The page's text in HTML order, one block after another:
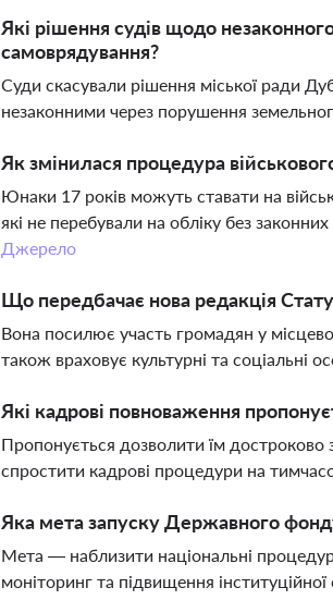
Які рішення судів щодо
самоврядування?
Суди скасували рішення міської ради
незаконними через порушення
Як змінилася процедура
Юнаки 17 років можуть ставати на
які не перебували на обліку без
Джерело
Що передбачає нова редакція
Вона посилює участь громадян у
також враховує культурні та соціальні
Які кадрові повноваження
Пропонується дозволити їм достроково
спростити кадрові процедури на
Яка мета запуску Державного
Мета — наблизити національні
моніторинг та підвищення